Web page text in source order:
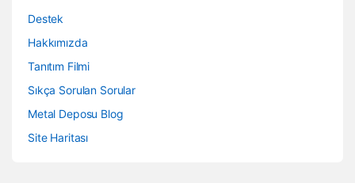
Destek
Hakkımızda
Tanıtım Filmi
Sıkça Sorulan Sorular
Metal Deposu Blog
Site Haritası